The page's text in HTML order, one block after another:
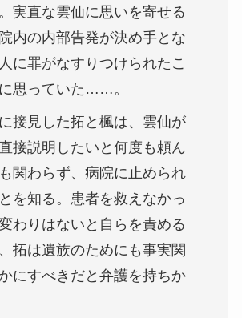
実直な雲仙に思いを寄せる
内の内部告発が決め手とな
に罪がなすりつけられたこ
思っていた……。
接見した拓と楓は、雲仙が
接説明したいと何度も頼ん
関わらず、病院に止められ
を知る。患者を救えなかっ
わりはないと自らを責める
拓は遺族のためにも事実関
にすべきだと弁護を持ちか